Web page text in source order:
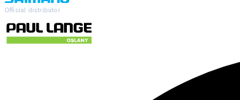
Official distributor